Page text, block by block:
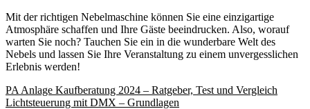
Mit der richtigen Nebelmaschine können Sie eine einzigartige
Atmosphäre schaffen und Ihre Gäste beeindrucken. Also, worauf
warten Sie noch? Tauchen Sie ein in die wunderbare Welt des
Nebels und lassen Sie Ihre Veranstaltung zu einem unvergesslichen
Erlebnis werden!
Beitragsnavigation
PA Anlage Kaufberatung 2024 – Ratgeber, Test und Vergleich
Lichtsteuerung mit DMX – Grundlagen